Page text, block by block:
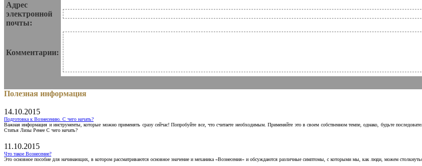
Адрес
электронной
почты:
Комментарии:
Полезная информация
14.10.2015
Подготовка к Вознесению. С чего начать?
Важная информация и инструменты, которые можно применять сразу сейчас! Попробуйте все, что считаете необходимым. Применяйте это в своем собственном темпе, однако, будьте
Статья Лизы Ренее С чего начать?
11.10.2015
Что такое Вознесение?
Это основное пособие для начинающих, в котором рассматриваются основное значение и механика «Вознесения» и обсуждаются различные симптомы, с которыми мы, как люди, можем